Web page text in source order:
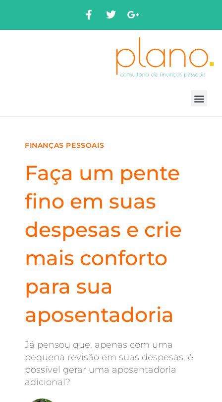
FINANÇAS PESSOAIS
Faça um pente
fino em suas
despesas e crie
mais conforto
para sua
aposentadoria
Já pensou que, apenas com uma
pequena revisão em suas despesas, é
possível gerar uma aposentadoria
adicional?